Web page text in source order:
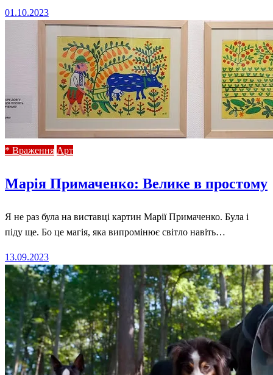
Posted
01.10.2023
* Враження Арт
Марія Примаченко: Велике в простому
Я не раз була на виставці картин Марії Примаченко. Була і
піду ще. Бо це магія, яка випромінює світло навіть…
Posted
on
13.09.2023